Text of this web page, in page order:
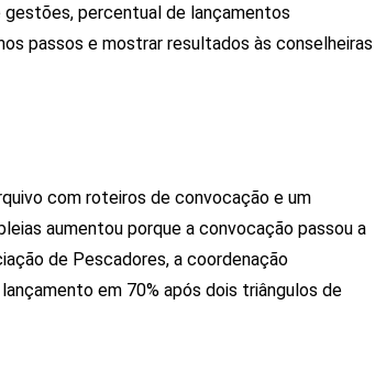
percentual de lançamentos
passos e mostrar resultados às conselheiras
com roteiros de convocação e um
aumentou porque a convocação passou a
de Pescadores, a coordenação
em 70% após dois triângulos de